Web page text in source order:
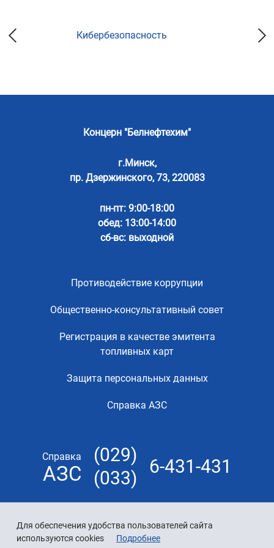
Для обеспечения удобства пользователей сайта
используются cookies
Подробнее
Кибербезопасность
Концерн "Белнефтехим"
г.Минск,
пр. Дзержинского, 73, 220083
пн-пт: 9:00-18:00
обед: 13:00-14:00
сб-вс: выходной
Противодействие коррупции
Общественно-консультативный совет
Регистрация в качестве эмитента
топливных карт
Защита персональных данных
Справка АЗС
Справка
АЗС
(029)
(033)
6-431-431